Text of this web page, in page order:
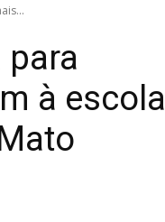
à escola